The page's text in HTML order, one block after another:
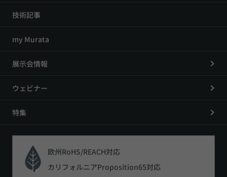
技術記事
my Murata
展示会情報
ウェビナー
特集
欧州RoHS/REACH対応
カリフォルニアProposition65対応